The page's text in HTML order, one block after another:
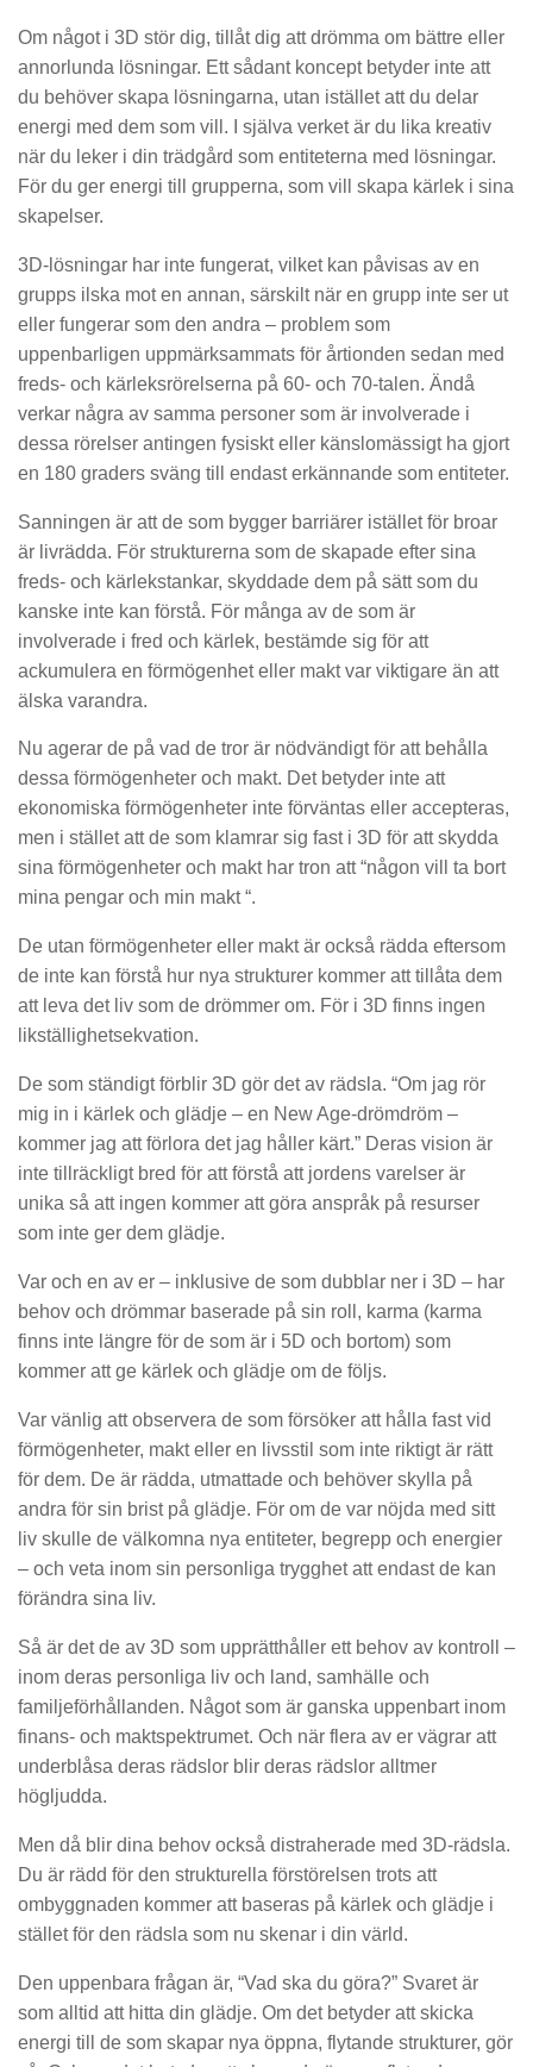
Om något i 3D stör dig, tillåt dig att drömma om bättre eller
annorlunda lösningar. Ett sådant koncept betyder inte att
du behöver skapa lösningarna, utan istället att du delar
energi med dem som vill. I själva verket är du lika kreativ
när du leker i din trädgård som entiteterna med lösningar.
För du ger energi till grupperna, som vill skapa kärlek i sina
skapelser.
3D-lösningar har inte fungerat, vilket kan påvisas av en
grupps ilska mot en annan, särskilt när en grupp inte ser ut
eller fungerar som den andra – problem som
uppenbarligen uppmärksammats för årtionden sedan med
freds- och kärleksrörelserna på 60- och 70-talen. Ändå
verkar några av samma personer som är involverade i
dessa rörelser antingen fysiskt eller känslomässigt ha gjort
en 180 graders sväng till endast erkännande som entiteter.
Sanningen är att de som bygger barriärer istället för broar
är livrädda. För strukturerna som de skapade efter sina
freds- och kärlekstankar, skyddade dem på sätt som du
kanske inte kan förstå. För många av de som är
involverade i fred och kärlek, bestämde sig för att
ackumulera en förmögenhet eller makt var viktigare än att
älska varandra.
Nu agerar de på vad de tror är nödvändigt för att behålla
dessa förmögenheter och makt. Det betyder inte att
ekonomiska förmögenheter inte förväntas eller accepteras,
men i stället att de som klamrar sig fast i 3D för att skydda
sina förmögenheter och makt har tron att “någon vill ta bort
mina pengar och min makt “.
De utan förmögenheter eller makt är också rädda eftersom
de inte kan förstå hur nya strukturer kommer att tillåta dem
att leva det liv som de drömmer om. För i 3D finns ingen
likställighetsekvation.
De som ständigt förblir 3D gör det av rädsla. “Om jag rör
mig in i kärlek och glädje – en New Age-drömdröm –
kommer jag att förlora det jag håller kärt.” Deras vision är
inte tillräckligt bred för att förstå att jordens varelser är
unika så att ingen kommer att göra anspråk på resurser
som inte ger dem glädje.
Var och en av er – inklusive de som dubblar ner i 3D – har
behov och drömmar baserade på sin roll, karma (karma
finns inte längre för de som är i 5D och bortom) som
kommer att ge kärlek och glädje om de följs.
Var vänlig att observera de som försöker att hålla fast vid
förmögenheter, makt eller en livsstil som inte riktigt är rätt
för dem. De är rädda, utmattade och behöver skylla på
andra för sin brist på glädje. För om de var nöjda med sitt
liv skulle de välkomna nya entiteter, begrepp och energier
– och veta inom sin personliga trygghet att endast de kan
förändra sina liv.
Så är det de av 3D som upprätthåller ett behov av kontroll –
inom deras personliga liv och land, samhälle och
familjeförhållanden. Något som är ganska uppenbart inom
finans- och maktspektrumet. Och när flera av er vägrar att
underblåsa deras rädslor blir deras rädslor alltmer
högljudda.
Men då blir dina behov också distraherade med 3D-rädsla.
Du är rädd för den strukturella förstörelsen trots att
ombyggnaden kommer att baseras på kärlek och glädje i
stället för den rädsla som nu skenar i din värld.
Den uppenbara frågan är, “Vad ska du göra?” Svaret är
som alltid att hitta din glädje. Om det betyder att skicka
energi till de som skapar nya öppna, flytande strukturer, gör